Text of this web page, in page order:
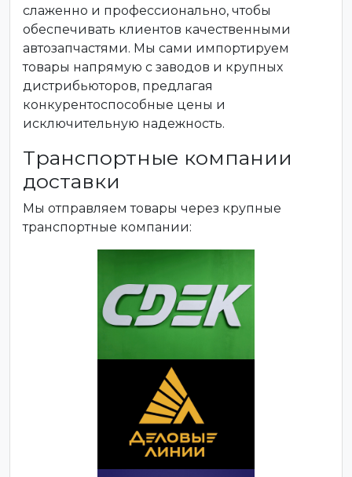
слаженно и профессионально, чтобы
обеспечивать клиентов качественными
автозапчастями. Мы сами импортируем
товары напрямую с заводов и крупных
дистрибьюторов, предлагая
конкурентоспособные цены и
исключительную надежность.
Транспортные компании
доставки
Мы отправляем товары через крупные
транспортные компании: